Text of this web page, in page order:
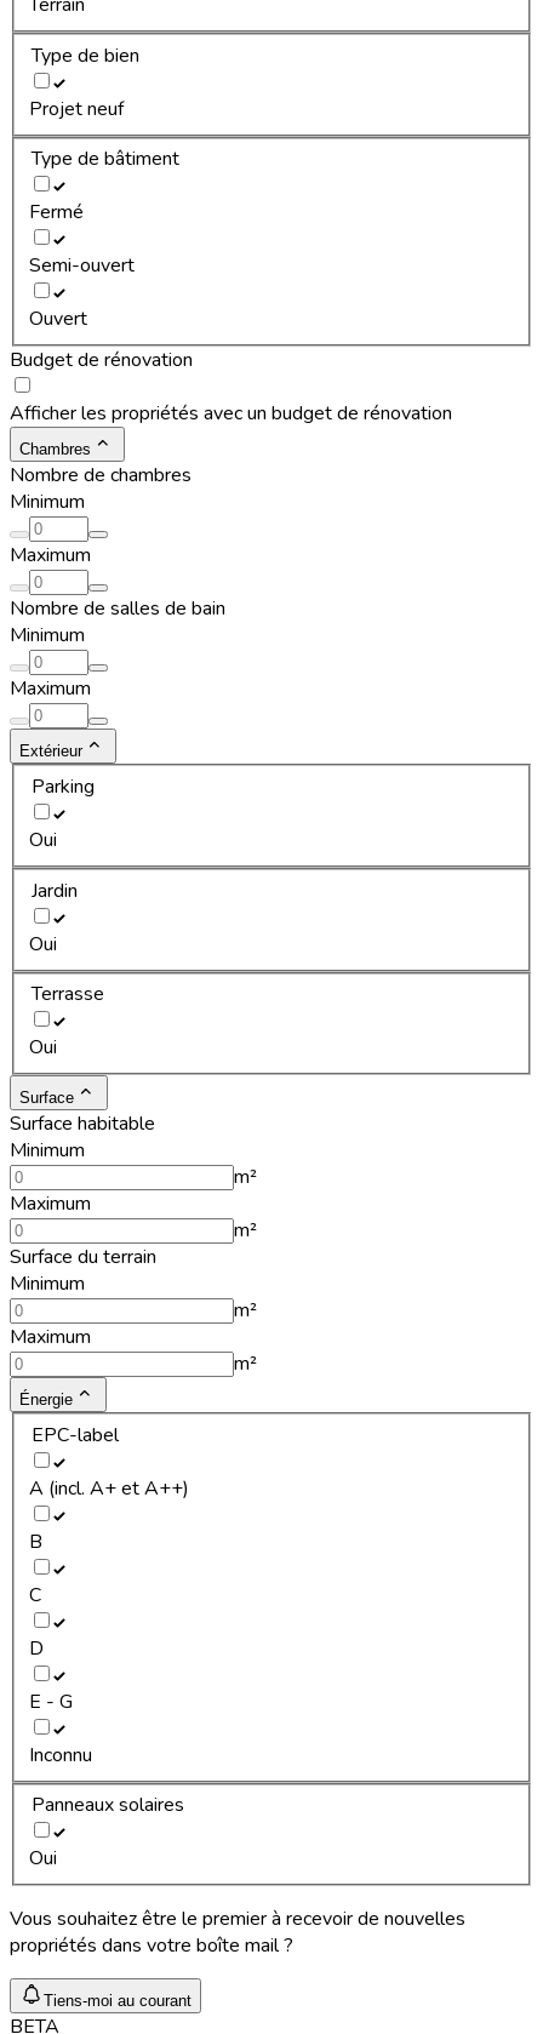
Type de bien
Projet neuf
Type de bâtiment
Fermé
Semi-ouvert
Ouvert
Budget de rénovation
Afficher les propriétés avec un budget de rénovation
Chambres
Nombre de chambres
Minimum
Maximum
Nombre de salles de bain
Minimum
Maximum
Extérieur
Parking
Oui
Jardin
Oui
Terrasse
Oui
Surface
Surface habitable
Minimum
m²
Maximum
m²
Surface du terrain
Minimum
m²
Maximum
m²
Énergie
EPC-label
A (incl. A+ et A++)
B
C
D
E - G
Inconnu
Panneaux solaires
Oui
Vous souhaitez être le premier à recevoir de nouvelles
propriétés dans votre boîte mail ?
Tiens-moi au courant
BETA